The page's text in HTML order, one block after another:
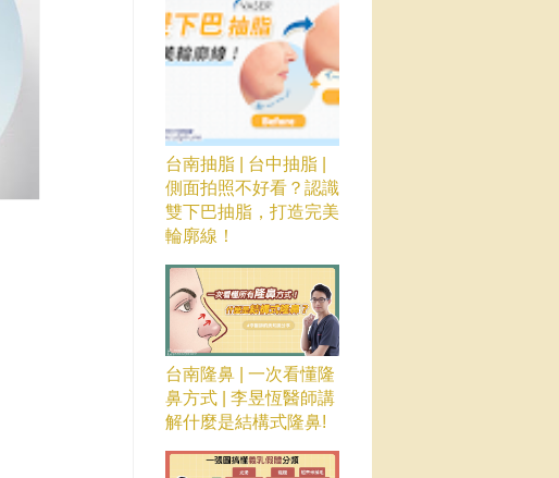
台南抽脂 | 台中抽脂 |
側面拍照不好看？認識
雙下巴抽脂，打造完美
輪廓線！
台南隆鼻 | 一次看懂隆
鼻方式 | 李昱恆醫師講
解什麼是結構式隆鼻!